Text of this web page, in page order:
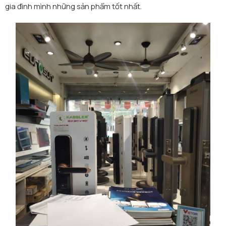
gia đình mình những sản phẩm tốt nhất.